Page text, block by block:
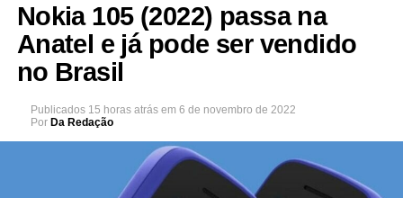
Nokia 105 (2022) passa na
Anatel e já pode ser vendido
no Brasil
Publicados 15 horas atrás em 6 de novembro de 2022
Por Da Redação